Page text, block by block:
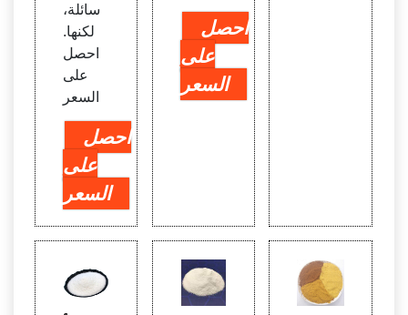
سائلة،
لكنها.
احصل
على
السعر
احصل
على
السعر
احصل
على
السعر